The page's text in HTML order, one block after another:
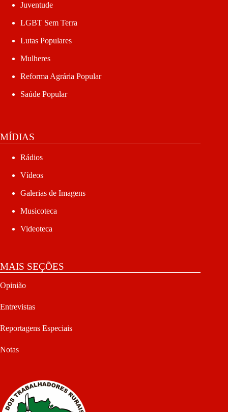
Juventude
LGBT Sem Terra
Lutas Populares
Mulheres
Reforma Agrária Popular
Saúde Popular
MÍDIAS
Rádios
Vídeos
Galerias de Imagens
Musicoteca
Videoteca
MAIS SEÇÕES
Opinião
Entrevistas
Reportagens Especiais
Notas